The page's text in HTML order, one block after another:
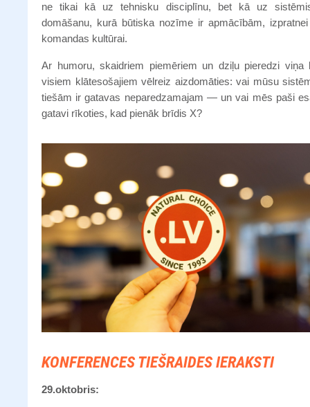
ne tikai kā uz tehnisku disciplīnu, bet kā uz
domāšanu, kurā būtiska nozīme ir apmācībām,
komandas kultūrai.
Ar humoru, skaidriem piemēriem un dziļu pieredzi viņa
visiem klātesošajiem vēlreiz aizdomāties: vai mūsu
tiešām ir gatavas neparedzamajam — un vai mēs paši
gatavi rīkoties, kad pienāk brīdis X?
KONFERENCES TIEŠRAIDES IERAKSTI
29.oktobris: